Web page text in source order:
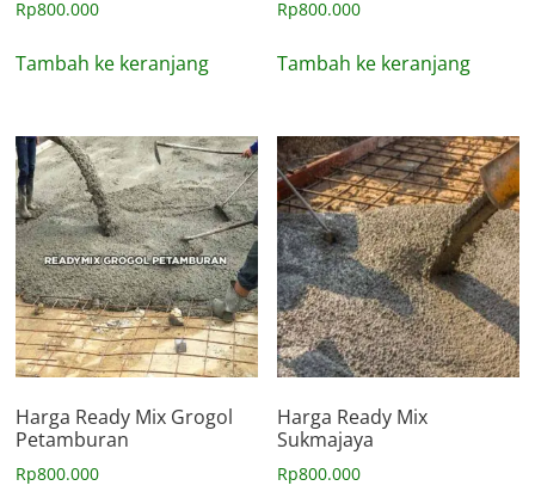
Rp800.000
Tambah ke keranjang
Rp800.000
Tambah ke keranjang
Harga Ready Mix Grogol
Petamburan
Rp800.000
Harga Ready Mix
Sukmajaya
Rp800.000